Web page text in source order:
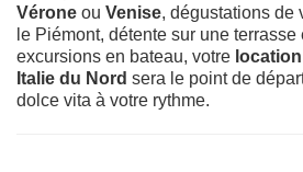
Vérone ou Venise, dégustations de
le Piémont, détente sur une
excursions en bateau, votre
Italie du Nord sera le point de
dolce vita à votre rythme.